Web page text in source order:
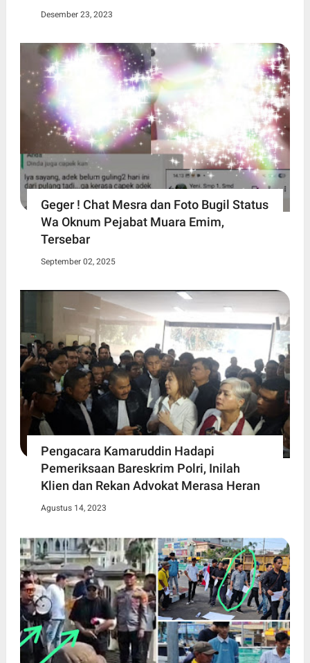
Desember 23, 2023
Geger ! Chat Mesra dan Foto Bugil Status
Wa Oknum Pejabat Muara Emim,
Tersebar
September 02, 2025
Pengacara Kamaruddin Hadapi
Pemeriksaan Bareskrim Polri, Inilah
Klien dan Rekan Advokat Merasa Heran
Agustus 14, 2023